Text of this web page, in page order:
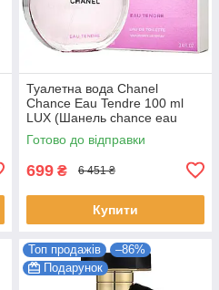
Туалетна вода Chanel
Chance Eau Tendre 100 ml
LUX (Шанель chance eau
tendre Парфуми тендер
Жіночі)
Готово до відправки
699 ₴ 6 451 ₴
Купити
Топ продажів
–86%
Подарунок